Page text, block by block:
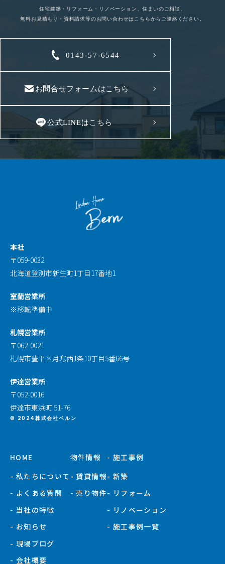
住宅建築・リフォーム・リノベーション、住まいのご相談、
無料お見積もり・資料請求等のお問い合わせはこちらからご連絡ください。
0143-57-6544
お問合せフォームはこちら
公式LINEはこちら
本社
〒059-0032
北海道登別市新生町1丁目17番地1
室蘭営業所
※移転準備中
札幌営業所
〒062-0021
札幌市豊平区月寒西1条10丁目5番66号
伊達営業所
〒052-0016
伊達市東浜町 51-76
© 2024株式会社ベルン
HOME
- 私たちについて
- よくある質問
- 当社の特徴
- お知らせ
- 現場ブログ
- 会社概要
物件情報
- 賃貸情報
- 売り物件
- 施工事例
- 新築
- リフォーム
- リノベーション
- 施工事例一覧